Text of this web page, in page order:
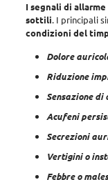
I segnali di
sottili. I principali
condizioni del
Dolore
Riduzione
Sensazione di
Acufeni
Secrezioni
Vertigini o
Febbre o